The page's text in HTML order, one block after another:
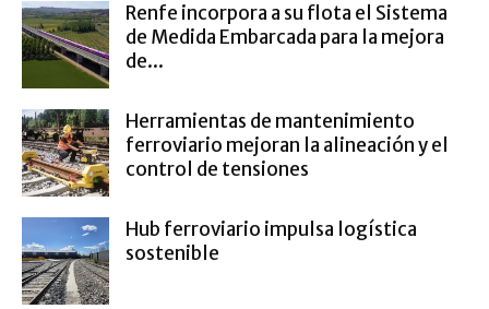
Renfe incorpora a su flota el Sistema
de Medida Embarcada para la mejora
de...
Herramientas de mantenimiento
ferroviario mejoran la alineación y el
control de tensiones
Hub ferroviario impulsa logística
sostenible